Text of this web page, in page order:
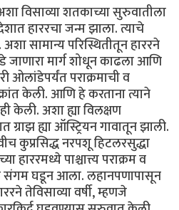
विसाव्या शतकाच्या सुरुवातीला
हाररचा जन्म झाला. त्याचे
सामान्य परिस्थितीतून हाररने
मार्ग शोधून काढला आणि
ओलांडेपर्यंत पराक्रमाची व
केली. आणि हे करताना त्याने
केली. अशा ह्या विलक्षण
ह्या ऑस्ट्रियन गावातून झाली.
कुप्रसिद्ध नरपशू हिटलरसुद्धा
हाररमध्ये पाश्चात्त्य पराक्रम व
संगम घडून आला. लहानपणापासून
तेविसाव्या वर्षी, म्हणजे